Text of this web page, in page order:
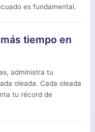
es fundamental.
tiempo en
administra tu
oleada. Cada oleada
tu récord de